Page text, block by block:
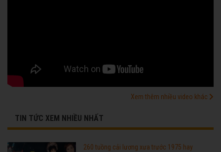
Xem thêm nhiều video khác
TIN TỨC XEM NHIỀU NHẤT
260 tuồng cải lương xưa trước 1975 hay